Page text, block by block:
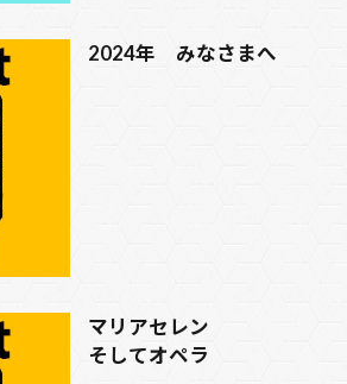
2024年 みなさまへ
マリアセレン
そしてオペラ